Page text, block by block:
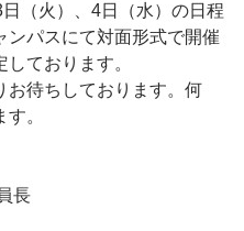
（火）、4日（水）の日程
ンパスにて対面形式で開催
ております。
待ちしております。何
。
長